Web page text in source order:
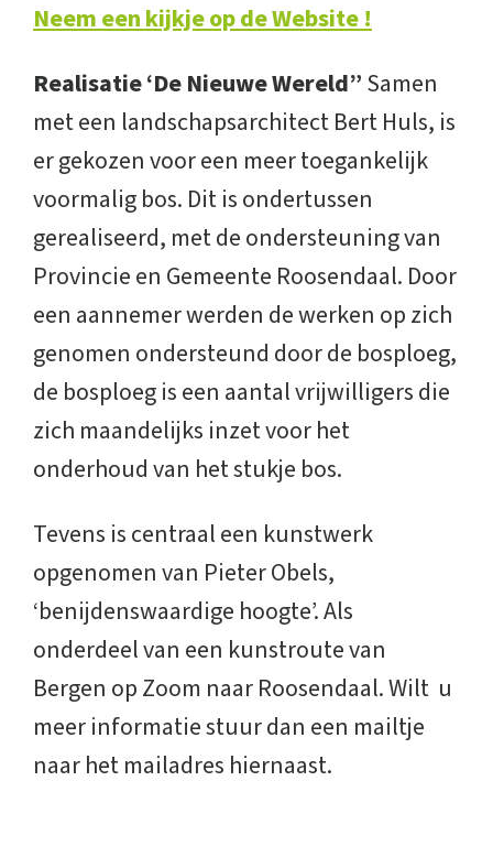
Neem een kijkje op de Website !
Realisatie ‘De Nieuwe Wereld”Samen
met een landschapsarchitect Bert Huls, is
er gekozen voor een meer toegankelijk
voormalig bos. Dit is ondertussen
gerealiseerd, met de ondersteuning van
Provincie en Gemeente Roosendaal. Door
een aannemer werden de werken op zich
genomen ondersteund door de bosploeg,
de bosploeg is een aantal vrijwilligers die
zich maandelijks inzet voor het
onderhoud van het stukje bos.
Tevens is centraal een kunstwerk
opgenomen van Pieter Obels,
‘benijdenswaardige hoogte’. Als
onderdeel van een kunstroute van
Bergen op Zoom naar Roosendaal. Wilt u
meer informatie stuur dan een mailtje
naar het mailadres hiernaast.